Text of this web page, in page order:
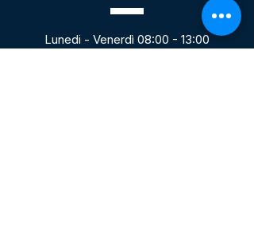
Lunedi - Venerdì 08:00 - 13:00